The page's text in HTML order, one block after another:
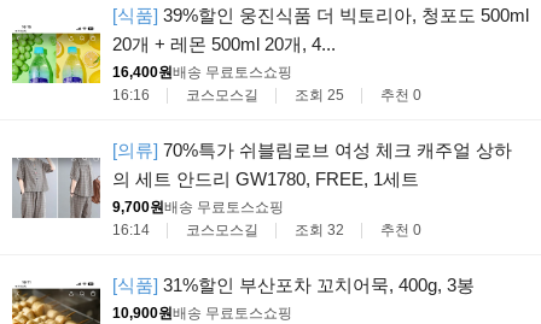
[식품] 39%할인 웅진식품 더 빅토리아, 청포도 500ml
20개 + 레몬 500ml 20개, 4...
16,400원배송 무료토스쇼핑
16:16
코스모스길 조회 25 추천 0
[의류] 70%특가 쉬블림로브 여성 체크 캐주얼 상하
의 세트 안드리 GW1780, FREE, 1세트
9,700원배송 무료토스쇼핑
16:14
코스모스길 조회 32 추천 0
[식품] 31%할인 부산포차 꼬치어묵, 400g, 3봉
10,900원배송 무료토스쇼핑